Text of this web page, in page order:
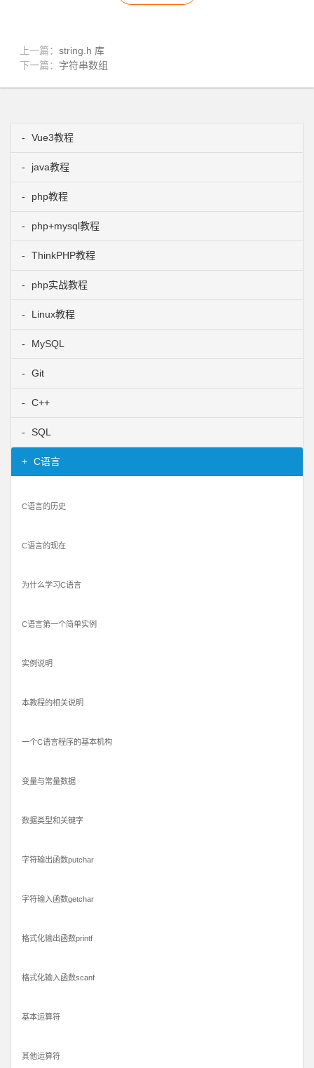
上一篇： string.h 库
下一篇： 字符串数组
Vue3教程
java教程
php教程
php+mysql教程
ThinkPHP教程
php实战教程
Linux教程
MySQL
Git
C++
SQL
C语言
C语言的历史
C语言的现在
为什么学习C语言
C语言第一个简单实例
实例说明
本教程的相关说明
一个C语言程序的基本机构
变量与常量数据
数据类型和关键字
字符输出函数putchar
字符输入函数getchar
格式化输出函数printf
格式化输入函数scanf
基本运算符
其他运算符